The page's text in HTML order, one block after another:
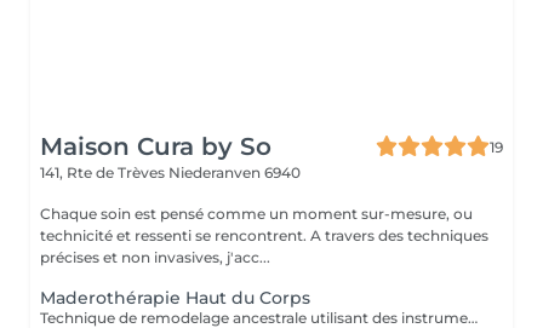
Maison Cura by So
19
141, Rte de Trèves Niederanven 6940
Chaque soin est pensé comme un moment sur-mesure, ou
technicité et ressenti se rencontrent. A travers des techniques
précises et non invasives, j'acc...
Maderothérapie Haut du Corps
Technique de remodelage ancestrale utilisant des instruments en bois spécialement conçus pour stimuler les tissus, améliorer l'aspect de la cellulite et favoriser une silhouette plus harmonieuse.